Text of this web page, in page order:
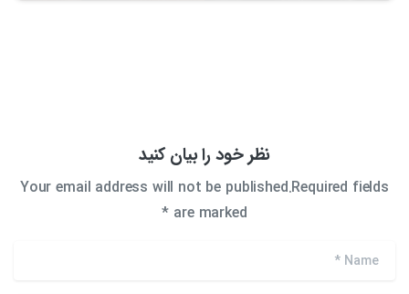
نظر خود را بیان کنید
Your email address will not be published.Required fields
are marked *
Name
*